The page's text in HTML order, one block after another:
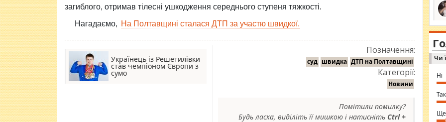
загиблого, отримав тілесні ушкодження середнього ступеня тяжкості.
Нагадаємо, На Полтавщині сталася ДТП за участю швидкої.
Українець із Решетилівки
став чемпіоном Європи з
сумо
Позначення:
суд швидка ДТП на Полтавщині
Категорії:
Новини
Помітили помилку?
Будь ласка, виділіть її мишкою і натисніть Ctrl +
за
ми
in
⇒
Чи
Ні
Так
Ще